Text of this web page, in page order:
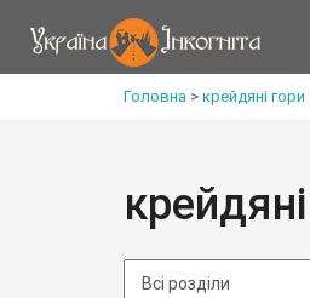
Головна > крейдяні гори